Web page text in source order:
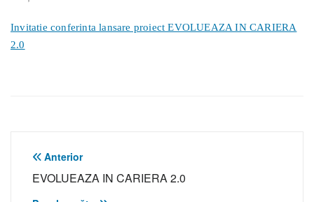
Invitatie conferinta lansare proiect EVOLUEAZA IN CARIERA
2.0
Navigare
în
Anterior
EVOLUEAZA IN CARIERA 2.0